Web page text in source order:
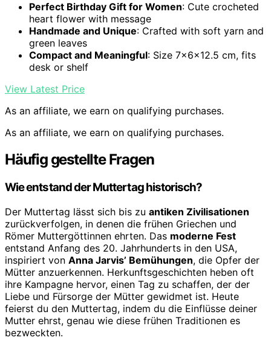
Perfect Birthday Gift for Women: Cute crocheted
heart flower with message
Handmade and Unique: Crafted with soft yarn and
green leaves
Compact and Meaningful: Size 7x6x12.5 cm, fits
desk or shelf
View Latest Price
As an affiliate, we earn on qualifying purchases.
As an affiliate, we earn on qualifying purchases.
Häufig gestellte Fragen
Wie entstand der Muttertag historisch?
Der Muttertag lässt sich bis zu antiken Zivilisationen
zurückverfolgen, in denen die frühen Griechen und
Römer Muttergöttinnen ehrten. Das moderne Fest
entstand Anfang des 20. Jahrhunderts in den USA,
inspiriert von Anna Jarvis’ Bemühungen, die Opfer der
Mütter anzuerkennen. Herkunftsgeschichten heben oft
ihre Kampagne hervor, einen Tag zu schaffen, der der
Liebe und Fürsorge der Mütter gewidmet ist. Heute
feierst du den Muttertag, indem du die Einflüsse deiner
Mutter ehrst, genau wie diese frühen Traditionen es
bezweckten.